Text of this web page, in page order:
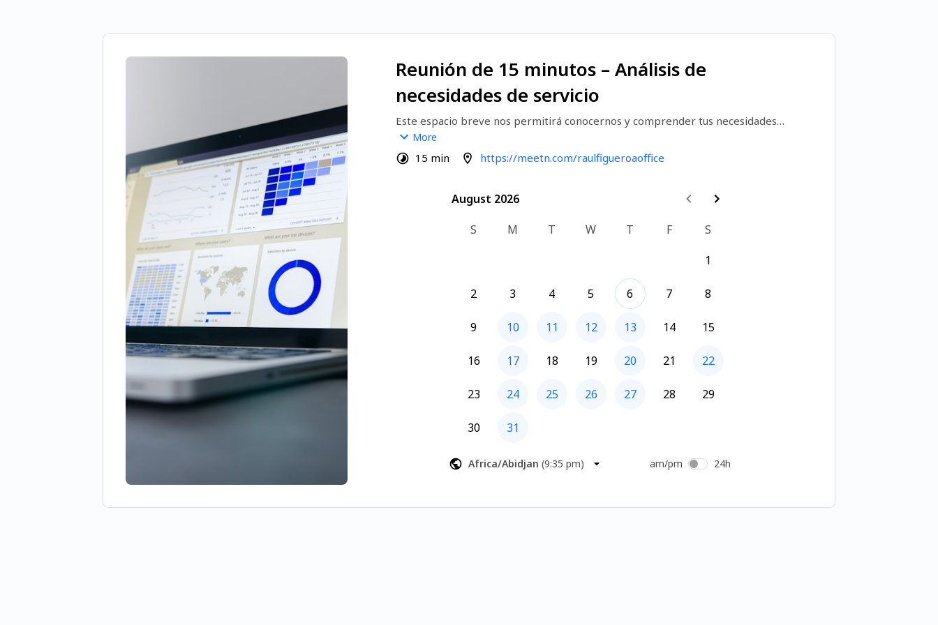
Reunión de 15 minutos – Análisis de
necesidades de servicio
Este espacio breve nos permitirá conocernos y comprender tus necesidades
específicas. Hablaremos sobre los objetivos y requerimientos de tu proyecto
para ofrecerte la mejor solución a medida. ¡Gracias por agendar tu tiempo!
More
15 min https://meetn.com/raulfigueroaoffice
August 2026
August 2026
S
M T W T F
S
1
2 3 4 5 6 7 8
9 10 11 12 13 14 15
16 17 18 19 20 21 22
23 24 25 26 27 28 29
30 31
Africa/Abidjan (9:35 pm) am/pm 24h